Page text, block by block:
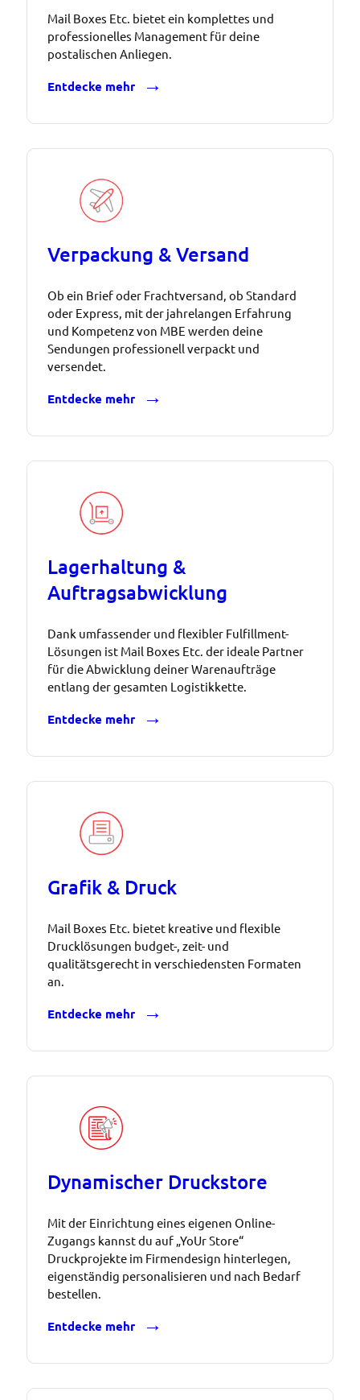
Mail Boxes Etc. bietet ein komplettes und
professionelles Management für deine
postalischen Anliegen.
Entdecke mehr
Verpackung & Versand
Ob ein Brief oder Frachtversand, ob Standard
oder Express, mit der jahrelangen Erfahrung
und Kompetenz von MBE werden deine
Sendungen professionell verpackt und
versendet.
Entdecke mehr
Lagerhaltung &
Auftragsabwicklung
Dank umfassender und flexibler Fulfillment-
Lösungen ist Mail Boxes Etc. der ideale Partner
für die Abwicklung deiner Warenaufträge
entlang der gesamten Logistikkette.
Entdecke mehr
Grafik & Druck
Mail Boxes Etc. bietet kreative und flexible
Drucklösungen budget-, zeit- und
qualitätsgerecht in verschiedensten Formaten
an.
Entdecke mehr
Dynamischer Druckstore
Mit der Einrichtung eines eigenen Online-
Zugangs kannst du auf „YoUr Store“
Druckprojekte im Firmendesign hinterlegen,
eigenständig personalisieren und nach Bedarf
bestellen.
Entdecke mehr